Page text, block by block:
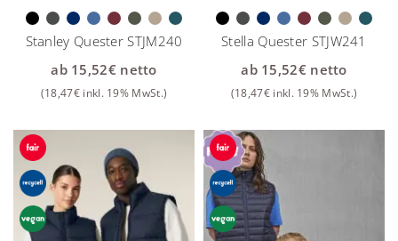
Stanley Quester STJM240
ab 15,52€netto
(18,47€ inkl. 19% MwSt.)
Stella Quester STJW241
ab 15,52€netto
(18,47€ inkl. 19% MwSt.)